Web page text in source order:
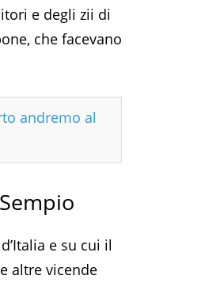
e degli zii di
che facevano
andremo al
e su cui il
altre vicende